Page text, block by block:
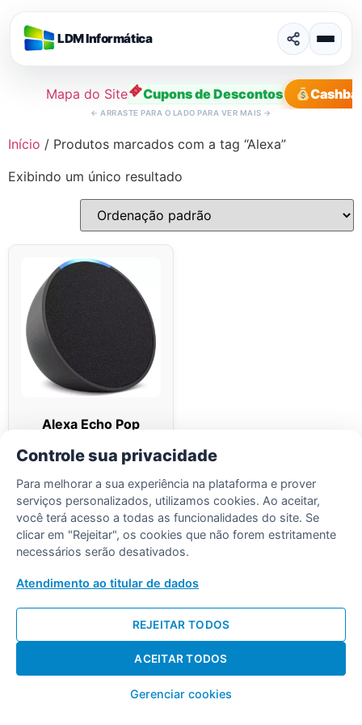
LDM Informática
Mapa do Site Cupons de Descontos
← ARRASTE PARA O LADO PARA VER MAIS →
Início / Produtos marcados com a tag “Alexa”
Exibindo um único resultado
Alexa Echo Pop
Speaker Original Com
Saiba Mais
Desenvolvido por Diogo Soares
Controle sua privacidade
Para melhorar a sua experiência na plataforma e prover
serviços personalizados, utilizamos cookies. Ao aceitar,
você terá acesso a todas as funcionalidades do site. Se
clicar em "Rejeitar", os cookies que não forem estritamente
necessários serão desativados.
Atendimento ao titular de dados
Gerenciar cookies
REJEITAR TODOS
ACEITAR TODOS